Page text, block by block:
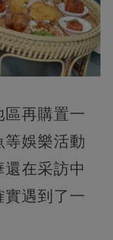
再購置一
等娛樂活動
在采訪中
遇到了一